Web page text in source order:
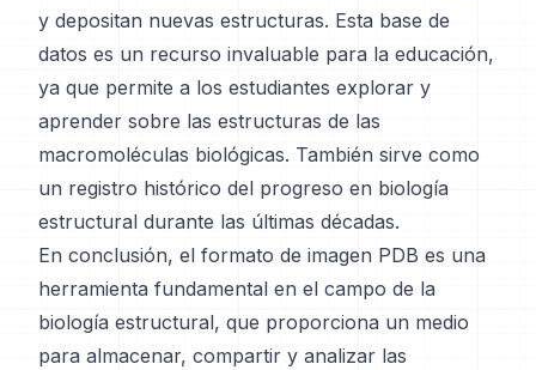
y depositan nuevas estructuras. Esta base de
datos es un recurso invaluable para la educación,
ya que permite a los estudiantes explorar y
aprender sobre las estructuras de las
macromoléculas biológicas. También sirve como
un registro histórico del progreso en biología
estructural durante las últimas décadas.
En conclusión, el formato de imagen PDB es una
herramienta fundamental en el campo de la
biología estructural, que proporciona un medio
para almacenar, compartir y analizar las